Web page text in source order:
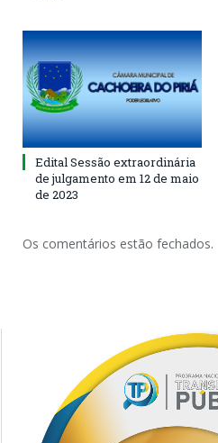
Edital Sessão extraordinária
de julgamento em 12 de maio
de 2023
Os comentários estão fechados.